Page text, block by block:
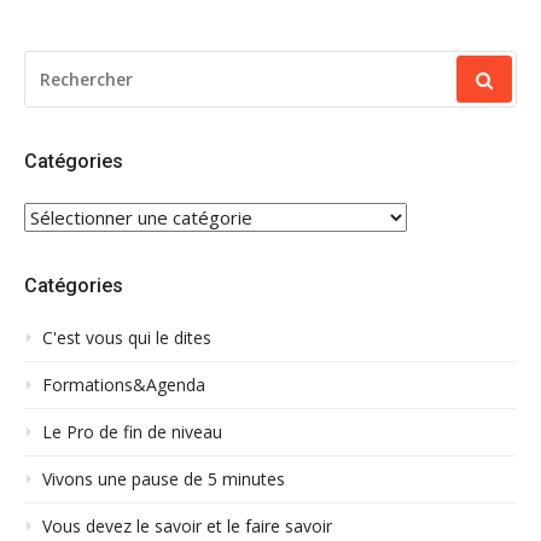
POUR
:
Catégories
CATÉGORIES
Catégories
C'est vous qui le dites
Formations&Agenda
Le Pro de fin de niveau
Vivons une pause de 5 minutes
Vous devez le savoir et le faire savoir